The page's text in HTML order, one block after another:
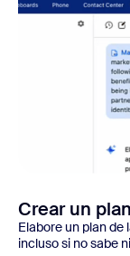
Crear un
Elabore un plan
incluso si no sabe